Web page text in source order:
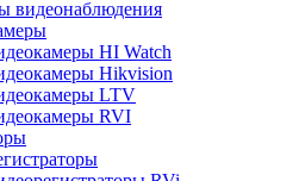
видеонаблюдения
HI Watch
Hikvision
LTV
RVI